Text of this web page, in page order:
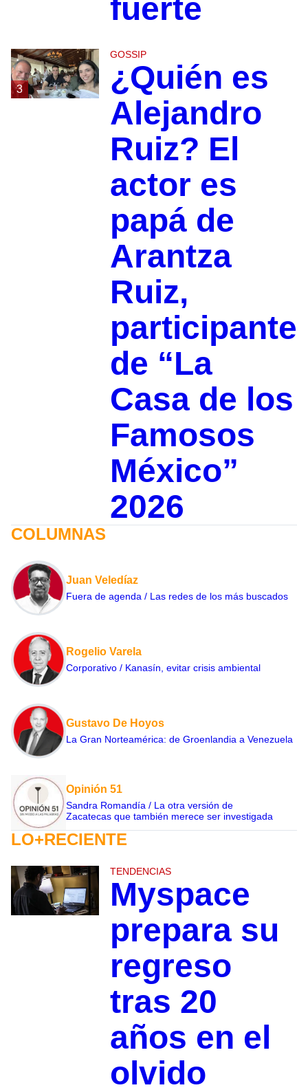
fuerte
3
GOSSIP
¿Quién es
Alejandro
Ruiz? El
actor es
papá de
Arantza
Ruiz,
participante
de “La
Casa de los
Famosos
México”
2026
COLUMNAS
Juan Veledíaz
Fuera de agenda / Las redes de los más buscados
Rogelio Varela
Corporativo / Kanasín, evitar crisis ambiental
Gustavo De Hoyos
La Gran Norteamérica: de Groenlandia a Venezuela
Opinión 51
Sandra Romandía / La otra versión de
Zacatecas que también merece ser investigada
LO+RECIENTE
TENDENCIAS
Myspace
prepara su
regreso
tras 20
años en el
olvido